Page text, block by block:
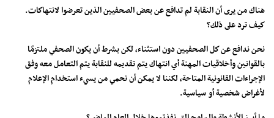
هناك من يرى أن النقابة لم تدافع عن بعض الصحفيين الذين تعرضوا لانتهاكات.
كيف ترد على ذلك؟
نحن ندافع عن كل الصحفيين دون استثناء، لكن بشرط أن يكون الصحفي ملتزمًا
بالقوانين وأخلاقيات المهنة أي انتهاك يتم تقديمه للنقابة يتم التعامل معه وفق
الإجراءات القانونية المتاحة، لكننا لا يمكن أن نحمي من يسيء استخدام الإعلام
لأغراض شخصية أو سياسية.